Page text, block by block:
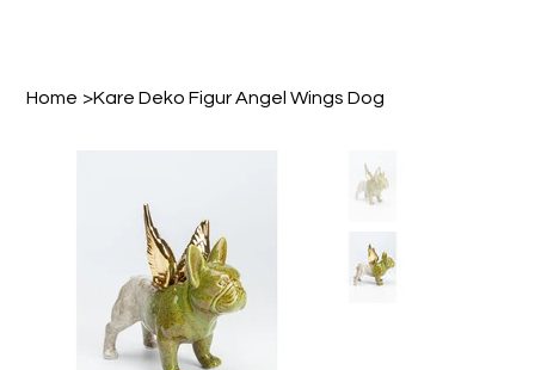
Home >Kare Deko Figur Angel Wings Dog